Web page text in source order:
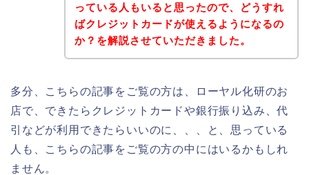
っている人もいると思ったので、どうすれ
ばクレジットカードが使えるようになるの
か？を解説させていただきました。
多分、こちらの記事をご覧の方は、ローヤル化研のお
店で、できたらクレジットカードや銀行振り込み、代
引などが利用できたらいいのに、、、と、思っている
人も、こちらの記事をご覧の方の中にはいるかもしれ
ません。